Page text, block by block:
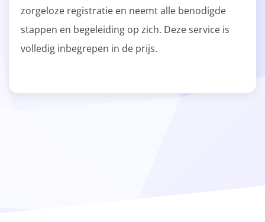
zorgeloze registratie en neemt alle benodigde
stappen en begeleiding op zich. Deze service is
volledig inbegrepen in de prijs.